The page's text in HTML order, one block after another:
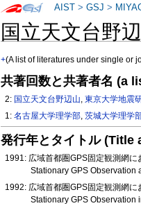
国立天文台野
+(A list of literatures under single or
共著回数と共著者名 (a
2: 国立天文台野辺山,東京大学地震
1:名古屋大学理学部,茨城大学理学
発行年とタイトル
1991: 広域首都圏GPS固定観測網に
Stationary GPS Observation
1992: 広域首都圏GPS固定観測網に
Stationary GPS Observation
AIST >GSJ >